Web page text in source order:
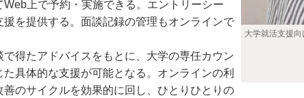
大学就活支援
上で予約・実施できる。エントリーシー
を提供する。面談記録の管理もオンラインで
得たアドバイスをもとに、大学の専任カウン
具体的な支援が可能となる。オンラインの利
のサイクルを効果的に回し、ひとりひとりの